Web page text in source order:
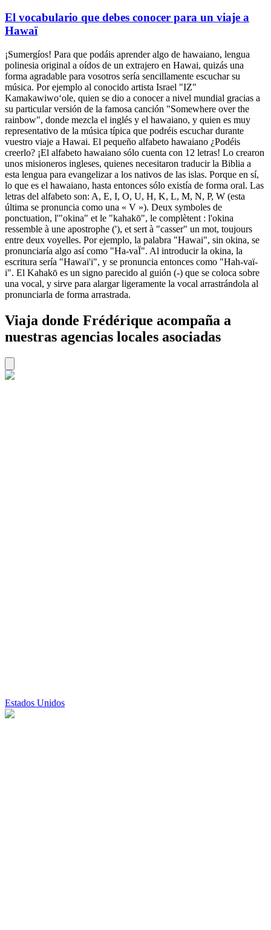
El vocabulario que debes conocer para un viaje a
Hawaï
¡Sumergíos! Para que podáis aprender algo de hawaiano, lengua
polinesia original a oídos de un extrajero en Hawai, quizás una
forma agradable para vosotros sería sencillamente escuchar su
música. Por ejemplo al conocido artista Israel "IZ"
Kamakawiwoʻole, quien se dio a conocer a nivel mundial gracias a
su particular versión de la famosa canción "Somewhere over the
rainbow", donde mezcla el inglés y el hawaiano, y quien es muy
representativo de la música típica que podréis escuchar durante
vuestro viaje a Hawai. El pequeño alfabeto hawaiano ¿Podéis
creerlo? ¡El alfabeto hawaiano sólo cuenta con 12 letras! Lo crearon
unos misioneros ingleses, quienes necesitaron traducir la Biblia a
esta lengua para evangelizar a los nativos de las islas. Porque en sí,
lo que es el hawaiano, hasta entonces sólo existía de forma oral. Las
letras del alfabeto son: A, E, I, O, U, H, K, L, M, N, P, W (esta
última se pronuncia como una « V »). Deux symboles de
ponctuation, l'"okina" et le "kahakō", le complètent : l'okina
ressemble à une apostrophe ('), et sert à "casser" un mot, toujours
entre deux voyelles. Por ejemplo, la palabra "Hawai", sin okina, se
pronunciaría algo así como "Ha-vaÏ". Al introducir la okina, la
escritura sería "Hawai'i", y se pronuncia entonces como "Hah-vaï-
i". El Kahakō es un signo parecido al guión (-) que se coloca sobre
una vocal, y sirve para alargar ligeramente la vocal arrastrándola al
pronunciarla de forma arrastrada.
Viaja donde Frédérique acompaña a
nuestras agencias locales asociadas
Estados Unidos